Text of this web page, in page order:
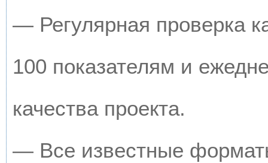
— Регулярная проверка
100 показателям и
качества проекта.
— Все известные